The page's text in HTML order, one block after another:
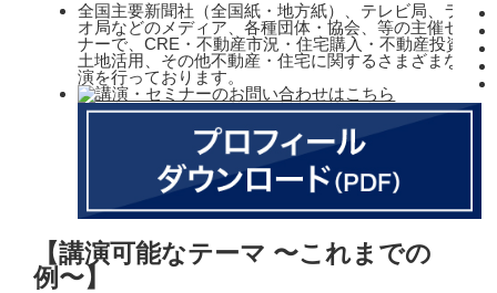
全国主要新聞社（全国紙・地方紙）、テレビ局、ラジ
オ局などのメディア、各種団体・協会、等の主催セミ
ナーで、CRE・不動産市況・住宅購入・不動産投資・
土地活用、その他不動産・住宅に関するさまざまな講
演を行っております。
【講演可能なテーマ 〜これまでの
例〜】